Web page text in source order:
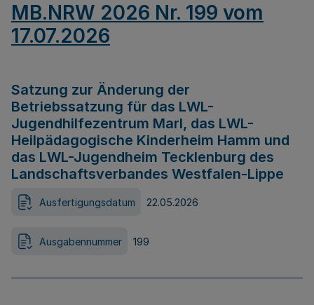
MB.NRW 2026 Nr. 199 vom
17.07.2026
Satzung zur Änderung der
Betriebssatzung für das LWL-
Jugendhilfezentrum Marl, das LWL-
Heilpädagogische Kinderheim Hamm und
das LWL-Jugendheim Tecklenburg des
Landschaftsverbandes Westfalen-Lippe
Ausfertigungsdatum 22.05.2026
Ausgabennummer 199